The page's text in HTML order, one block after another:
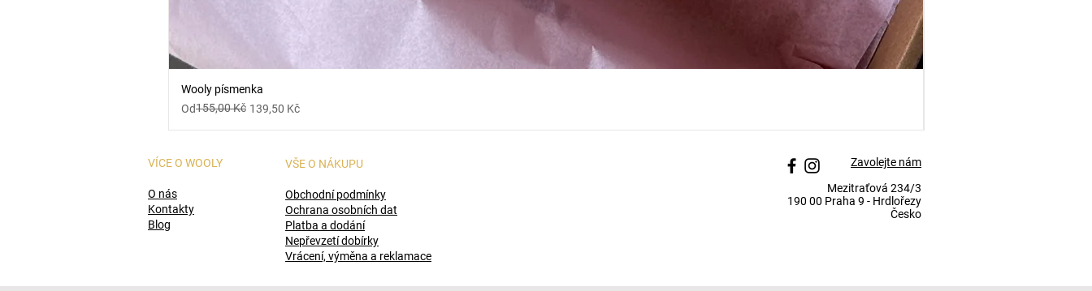
Wooly písmenka
Od
Běžná cena
155,00 Kč 139,50 Kč
Zvýhodněná cena
VÍCE O WOOLY
O nás
Kontakty
Blog
VŠE O NÁKUPU
Obchodní podmínky
Ochrana osobních dat
Platba a dodání
Nepřevzetí dobírky
Vrácení, výměna a reklamace
Zavolejte nám
Mezitraťová 234/3
190 00 Praha 9 - Hrdlořezy
Česko